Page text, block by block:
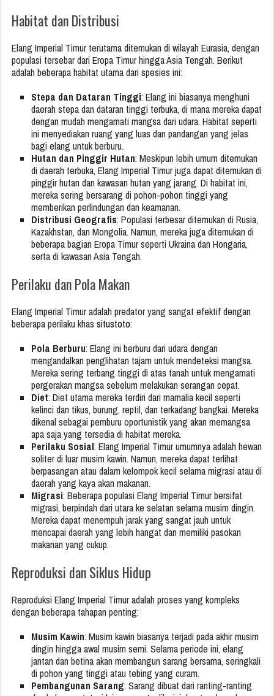
Habitat dan Distribusi
Elang Imperial Timur terutama ditemukan di wilayah Eurasia, dengan
populasi tersebar dari Eropa Timur hingga Asia Tengah. Berikut
adalah beberapa habitat utama dari spesies ini:
Stepa dan Dataran Tinggi: Elang ini biasanya menghuni
daerah stepa dan dataran tinggi terbuka, di mana mereka dapat
dengan mudah mengamati mangsa dari udara. Habitat seperti
ini menyediakan ruang yang luas dan pandangan yang jelas
bagi elang untuk berburu.
Hutan dan Pinggir Hutan: Meskipun lebih umum ditemukan
di daerah terbuka, Elang Imperial Timur juga dapat ditemukan di
pinggir hutan dan kawasan hutan yang jarang. Di habitat ini,
mereka sering bersarang di pohon-pohon tinggi yang
memberikan perlindungan dan keamanan.
Distribusi Geografis: Populasi terbesar ditemukan di Rusia,
Kazakhstan, dan Mongolia. Namun, mereka juga ditemukan di
beberapa bagian Eropa Timur seperti Ukraina dan Hongaria,
serta di kawasan Asia Tengah.
Perilaku dan Pola Makan
Elang Imperial Timur adalah predator yang sangat efektif dengan
beberapa perilaku khas situstoto:
Pola Berburu: Elang ini berburu dari udara dengan
mengandalkan penglihatan tajam untuk mendeteksi mangsa.
Mereka sering terbang tinggi di atas tanah untuk mengamati
pergerakan mangsa sebelum melakukan serangan cepat.
Diet: Diet utama mereka terdiri dari mamalia kecil seperti
kelinci dan tikus, burung, reptil, dan terkadang bangkai. Mereka
dikenal sebagai pemburu oportunistik yang akan memangsa
apa saja yang tersedia di habitat mereka.
Perilaku Sosial: Elang Imperial Timur umumnya adalah hewan
soliter di luar musim kawin. Namun, mereka dapat terlihat
berpasangan atau dalam kelompok kecil selama migrasi atau di
daerah yang kaya akan makanan.
Migrasi: Beberapa populasi Elang Imperial Timur bersifat
migrasi, berpindah dari utara ke selatan selama musim dingin.
Mereka dapat menempuh jarak yang sangat jauh untuk
mencapai daerah yang lebih hangat dan memiliki pasokan
makanan yang cukup.
Reproduksi dan Siklus Hidup
Reproduksi Elang Imperial Timur adalah proses yang kompleks
dengan beberapa tahapan penting:
Musim Kawin: Musim kawin biasanya terjadi pada akhir musim
dingin hingga awal musim semi. Selama periode ini, elang
jantan dan betina akan membangun sarang bersama, seringkali
di pohon yang tinggi atau tebing yang curam.
Pembangunan Sarang: Sarang dibuat dari ranting-ranting